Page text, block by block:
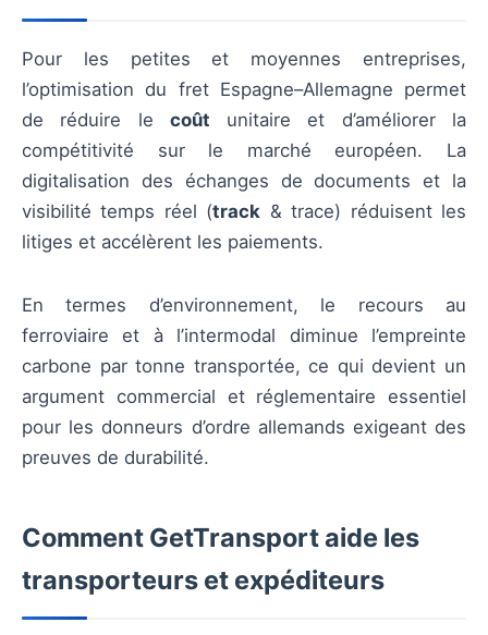
Pour les petites et moyennes entreprises,
l’optimisation du fret Espagne–Allemagne permet
de réduire le coût unitaire et d’améliorer la
compétitivité sur le marché européen. La
digitalisation des échanges de documents et la
visibilité temps réel (track & trace) réduisent les
litiges et accélèrent les paiements.
En termes d’environnement, le recours au
ferroviaire et à l’intermodal diminue l’empreinte
carbone par tonne transportée, ce qui devient un
argument commercial et réglementaire essentiel
pour les donneurs d’ordre allemands exigeant des
preuves de durabilité.
Comment GetTransport aide les
transporteurs et expéditeurs